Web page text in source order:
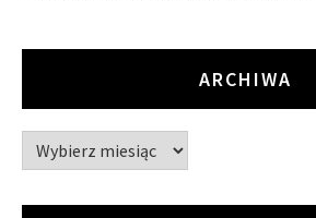
ARCHIWA
Archiwa